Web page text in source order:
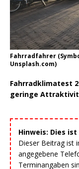
Fahrradfahrer
Unsplash.com)
Fahrradklimatest
geringe
Hinweis: Dies
Dieser Beitrag ist
angegebene
Terminangaben